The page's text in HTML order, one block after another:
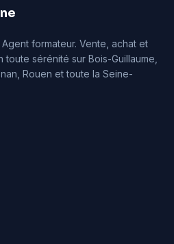
formateur. Vente, achat et
sérénité sur Bois-Guillaume,
Rouen et toute la Seine-